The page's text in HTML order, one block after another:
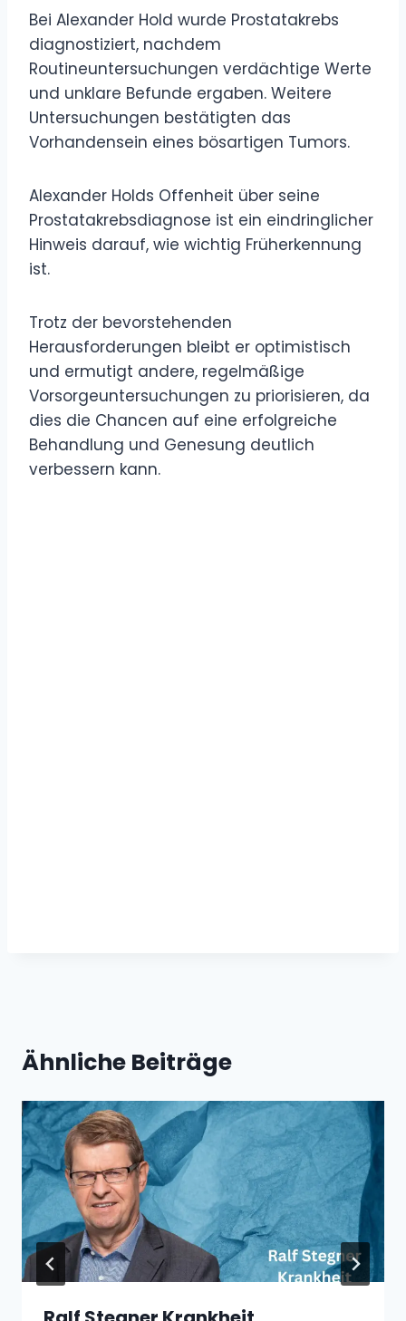
Bei Alexander Hold wurde Prostatakrebs
diagnostiziert, nachdem
Routineuntersuchungen verdächtige Werte
und unklare Befunde ergaben. Weitere
Untersuchungen bestätigten das
Vorhandensein eines bösartigen Tumors.
Alexander Holds Offenheit über seine
Prostatakrebsdiagnose ist ein eindringlicher
Hinweis darauf, wie wichtig Früherkennung
ist.
Trotz der bevorstehenden
Herausforderungen bleibt er optimistisch
und ermutigt andere, regelmäßige
Vorsorgeuntersuchungen zu priorisieren, da
dies die Chancen auf eine erfolgreiche
Behandlung und Genesung deutlich
verbessern kann.
Ähnliche Beiträge